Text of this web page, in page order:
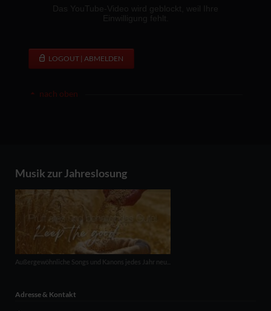
LOGOUT | ABMELDEN
nach oben
Musik zur Jahreslosung
Außergewöhnliche Songs und Kanons jedes Jahr neu...
Adresse & Kontakt